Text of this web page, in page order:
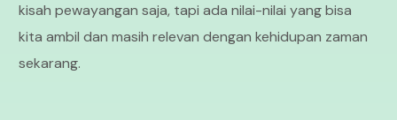
kisah pewayangan saja, tapi ada nilai-nilai yang bisa
kita ambil dan masih relevan dengan kehidupan zaman
sekarang.